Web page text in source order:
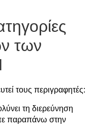
των
τους περιγραφητές:
τη διερεύνηση
παραπάνω στην